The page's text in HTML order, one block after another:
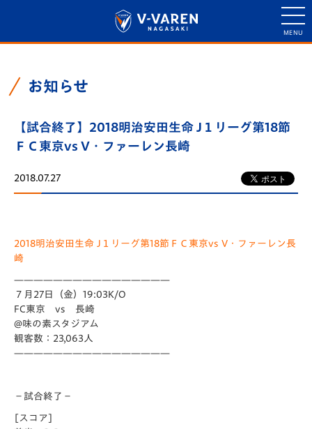
お知らせ
【試合終了】2018明治安田生命 J１リーグ第18節
ＦＣ東京vs V・ファーレン長崎
2018.07.27
2018明治安田生命 J１リーグ第18節ＦＣ東京vs V・ファーレン長
崎
————————————————
７月27日（金）19:03K/O
FC東京 vs 長崎
@味の素スタジアム
観客数：23,063人
————————————————
－試合終了－
[スコア]